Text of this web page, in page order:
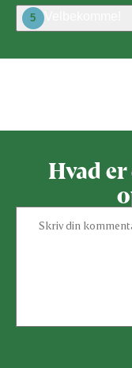
5 Velbekomme!
Hvad